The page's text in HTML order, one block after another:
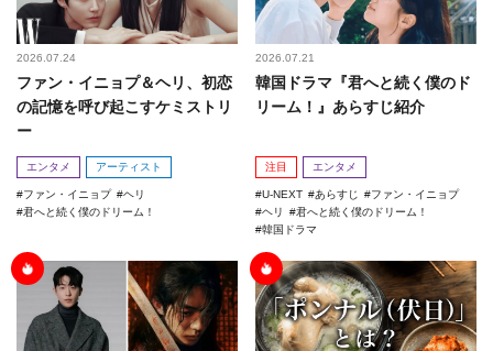
2026.07.24
ファン・イニョプ＆ヘリ、初恋
の記憶を呼び起こすケミストリ
ー
エンタメ アーティスト
ファン・イニョプ
ヘリ
君へと続く僕のドリーム！
2026.07.21
韓国ドラマ『君へと続く僕のド
リーム！』あらすじ紹介
注目 エンタメ
U-NEXT あらすじ
ファン・イニョプ
ヘリ
君へと続く僕のドリーム！
韓国ドラマ